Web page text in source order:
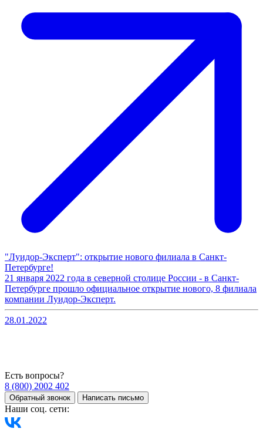
"Луидор-Эксперт": открытие нового филиала в Санкт-
Петербурге!
21 января 2022 года в северной столице России - в Санкт-
Петербурге прошло официальное открытие нового, 8 филиала
компании Луидор-Эксперт.
28.01.2022
Есть вопросы?
8 (800) 2002 402
Обратный звонок Написать письмо
Наши соц. сети: